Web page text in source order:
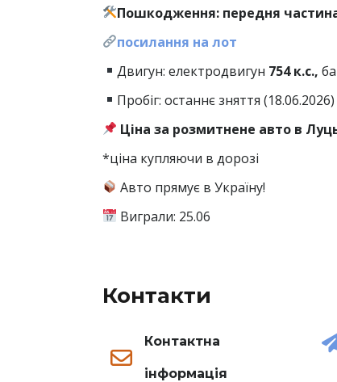
Пошкодження: передня
посилання на лот
Двигун: електродвигун 754 к.с.,
Пробіг: останнє зняття (18.06.2026)
Ціна за розмитнене авто в
*ціна купляючи в дорозі
Авто прямує в Україну!
Виграли: 25.06
Контакти
Контактна
інформація